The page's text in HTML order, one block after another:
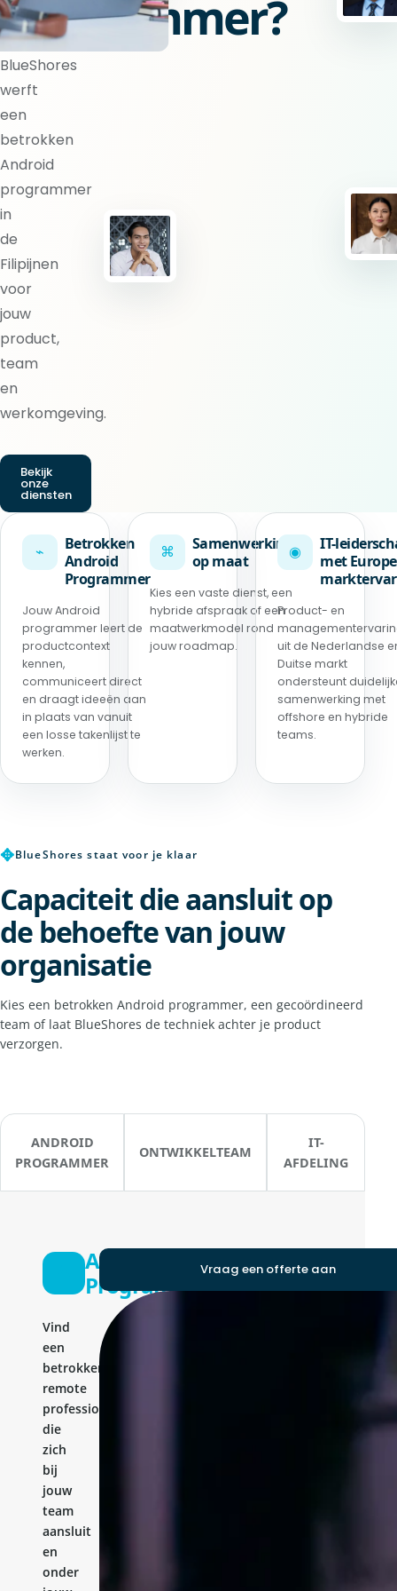
programmer?
BlueShores
werft
een
betrokken
Android
programmer
in
de
Filipijnen
voor
jouw
product,
team
en
werkomgeving.
Bekijk
onze
diensten
⌁
Betrokken
Android
Programmer
Jouw Android
programmer leert de
productcontext
kennen,
communiceert direct
en draagt ideeën aan
in plaats van vanuit
een losse takenlijst te
werken.
⌘
Samenwerking
op maat
Kies een vaste dienst, een
hybride afspraak of een
maatwerkmodel rond
jouw roadmap.
◉
IT-
met
Product- en
uit de Nederlandse
Duitse markt
ondersteunt
samenwerking met
offshore en hybride
teams.
✥BlueShores staat voor je klaar
Capaciteit die aansluit op
de behoefte van jouw
organisatie
Kies een betrokken Android programmer, een gecoördineerd
team of laat BlueShores de techniek achter je product
verzorgen.
ANDROID
PROGRAMMER
ONTWIKKELTEAM
IT-
AFDELING
Android
Programmer
Vind
een
betrokken
remote
professional
die
zich
bij
jouw
team
aansluit
en
onder
Vraag een offerte aan